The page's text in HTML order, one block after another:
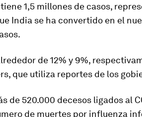
1,5 millones de casos,
India se ha convertido en el
de 12% y 9%,
que utiliza reportes de los
de 520.000 decesos ligados al
de muertes por influenza